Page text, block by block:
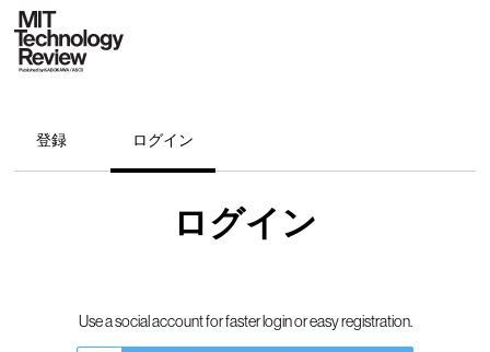
登録 ログイン
ログイン
Use a social account for faster login or easy registration.